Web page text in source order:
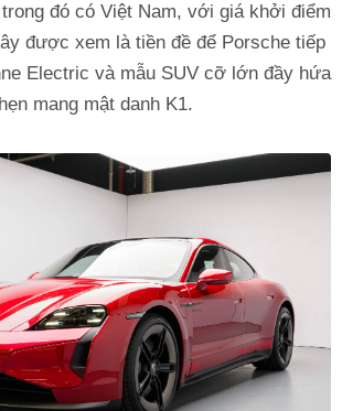
đó có Việt Nam, với giá khởi điểm
được xem là tiền đề để Porsche tiếp
Electric và mẫu SUV cỡ lớn đầy hứa
hẹn mang mật danh K1.